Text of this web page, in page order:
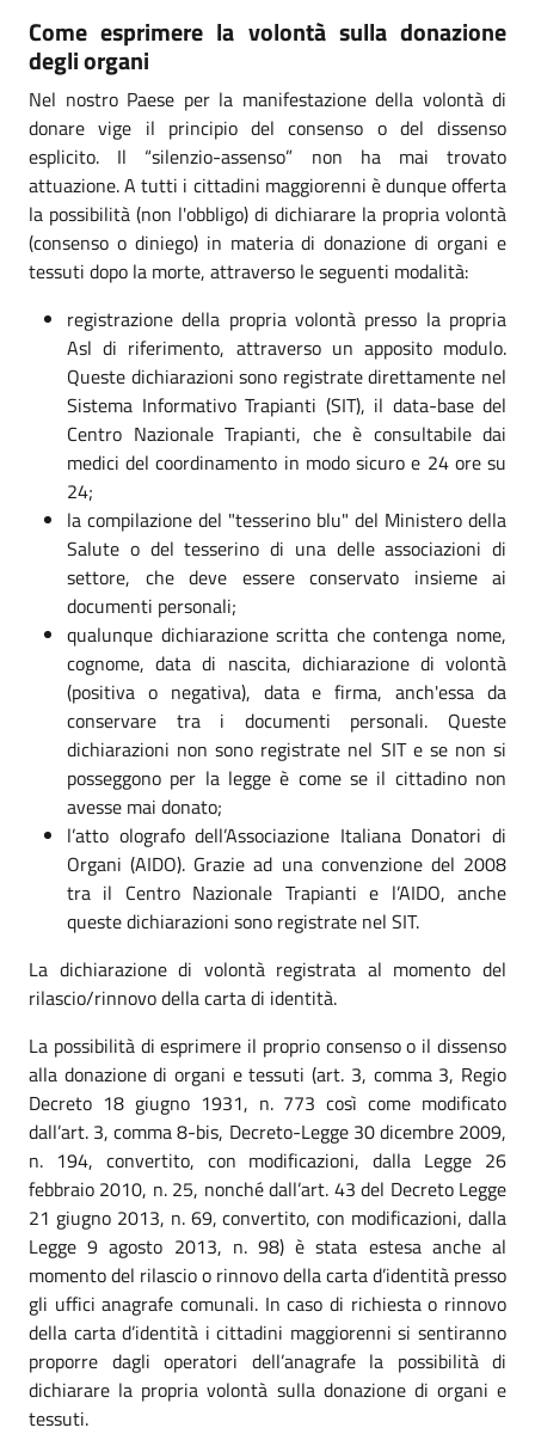
Come esprimere la volontà sulla donazione
degli organi
Nel nostro Paese per la manifestazione della volontà di
donare vige il principio del consenso o del dissenso
esplicito. Il “silenzio-assenso” non ha mai trovato
attuazione. A tutti i cittadini maggiorenni è dunque offerta
la possibilità (non l'obbligo) di dichiarare la propria volontà
(consenso o diniego) in materia di donazione di organi e
tessuti dopo la morte, attraverso le seguenti modalità:
registrazione della propria volontà presso la propria
Asl di riferimento, attraverso un apposito modulo.
Queste dichiarazioni sono registrate direttamente nel
Sistema Informativo Trapianti (SIT), il data-base del
Centro Nazionale Trapianti, che è consultabile dai
medici del coordinamento in modo sicuro e 24 ore su
24;
la compilazione del "tesserino blu" del Ministero della
Salute o del tesserino di una delle associazioni di
settore, che deve essere conservato insieme ai
documenti personali;
qualunque dichiarazione scritta che contenga nome,
cognome, data di nascita, dichiarazione di volontà
(positiva o negativa), data e firma, anch'essa da
conservare tra i documenti personali. Queste
dichiarazioni non sono registrate nel SIT e se non si
posseggono per la legge è come se il cittadino non
avesse mai donato;
l’atto olografo dell’Associazione Italiana Donatori di
Organi (AIDO). Grazie ad una convenzione del 2008
tra il Centro Nazionale Trapianti e l’AIDO, anche
queste dichiarazioni sono registrate nel SIT.
La dichiarazione di volontà registrata al momento del
rilascio/rinnovo della carta di identità.
La possibilità di esprimere il proprio consenso o il dissenso
alla donazione di organi e tessuti (art. 3, comma 3, Regio
Decreto 18 giugno 1931, n. 773 così come modificato
dall’art. 3, comma 8-bis, Decreto-Legge 30 dicembre 2009,
n. 194, convertito, con modificazioni, dalla Legge 26
febbraio 2010, n. 25, nonché dall’art. 43 del Decreto Legge
21 giugno 2013, n. 69, convertito, con modificazioni, dalla
Legge 9 agosto 2013, n. 98) è stata estesa anche al
momento del rilascio o rinnovo della carta d’identità presso
gli uffici anagrafe comunali. In caso di richiesta o rinnovo
della carta d’identità i cittadini maggiorenni si sentiranno
proporre dagli operatori dell’anagrafe la possibilità di
dichiarare la propria volontà sulla donazione di organi e
tessuti.